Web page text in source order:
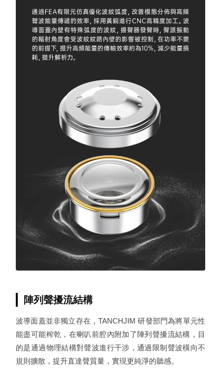
陣列聲擾流結構
波導面蓋並非獨立存在，TANCHJIM 研發部門為將單元性
能盡可能榨乾，在喇叭前腔內附加了陣列聲擾流結構，目
的是通過物理結構對聲波進行干涉，通過限制聲波橫向不
規則擴散，提升直達聲質量，實現更純淨的聽感。